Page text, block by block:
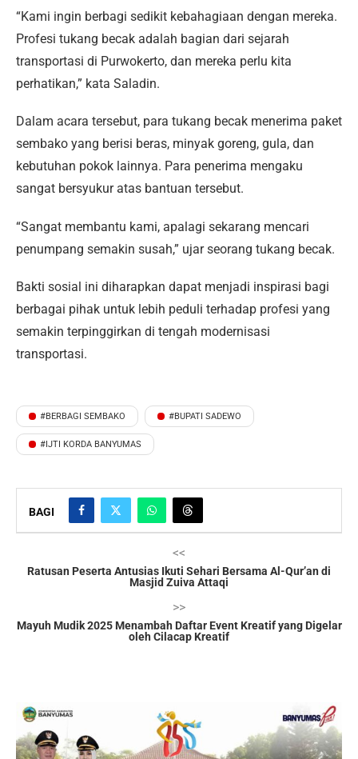
“Kami ingin berbagi sedikit kebahagiaan dengan mereka.
Profesi tukang becak adalah bagian dari sejarah
transportasi di Purwokerto, dan mereka perlu kita
perhatikan,” kata Saladin.
Dalam acara tersebut, para tukang becak menerima paket
sembako yang berisi beras, minyak goreng, gula, dan
kebutuhan pokok lainnya. Para penerima mengaku
sangat bersyukur atas bantuan tersebut.
“Sangat membantu kami, apalagi sekarang mencari
penumpang semakin susah,” ujar seorang tukang becak.
Bakti sosial ini diharapkan dapat menjadi inspirasi bagi
berbagai pihak untuk lebih peduli terhadap profesi yang
semakin terpinggirkan di tengah modernisasi
transportasi.
#BERBAGI SEMBAKO #BUPATI SADEWO
#IJTI KORDA BANYUMAS
BAGI
<<
Ratusan Peserta Antusias Ikuti Sehari Bersama Al-Qur’an di
Masjid Zuiva Attaqi
>>
Mayuh Mudik 2025 Menambah Daftar Event Kreatif yang Digelar
oleh Cilacap Kreatif